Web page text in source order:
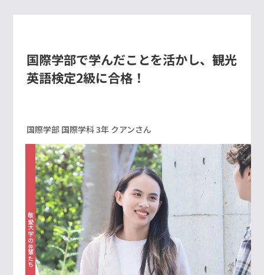
国際学部で学んだことを活かし、観光
英語検定2級に合格！
国際学部 国際学科 3年 クアンさん
敬愛大学の先輩たち